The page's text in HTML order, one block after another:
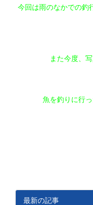
今回は雨のなかでの釣
また今度、
魚を釣りに行
最新の記事